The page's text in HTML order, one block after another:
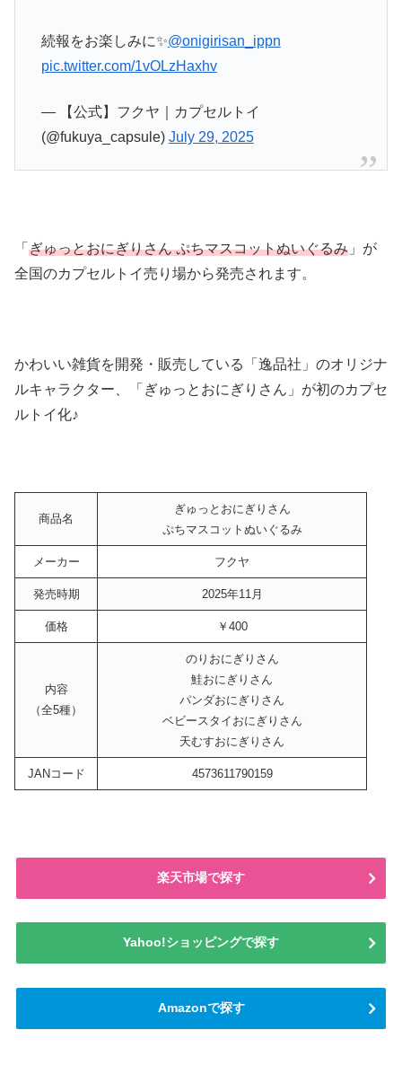
続報をお楽しみに✨@onigirisan_ippn
pic.twitter.com/1vOLzHaxhv
— 【公式】フクヤ｜カプセルトイ
(@fukuya_capsule) July 29, 2025
「 ぎゅっとおにぎりさん ぷちマスコットぬいぐるみ 」が
全国のカプセルトイ売り場から発売されます。
かわいい雑貨を開発・販売している「逸品社」のオリジナ
ルキャラクター、「ぎゅっとおにぎりさん」が初のカプセ
ルトイ化♪
商品名
ぎゅっとおにぎりさん
ぷちマスコットぬいぐるみ
メーカー フクヤ
発売時期 2025年11月
価格 ￥400
内容
（全5種）
のりおにぎりさん
鮭おにぎりさん
パンダおにぎりさん
ベビースタイおにぎりさん
天むすおにぎりさん
JANコード 4573611790159
楽天市場で探す
Yahoo!ショッピングで探す
Amazonで探す